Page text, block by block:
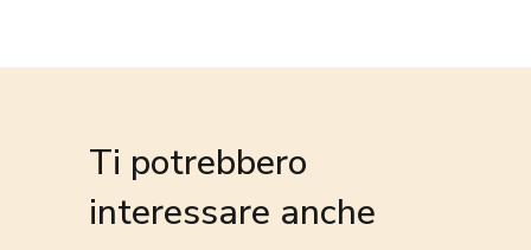
Ti potrebbero
interessare anche